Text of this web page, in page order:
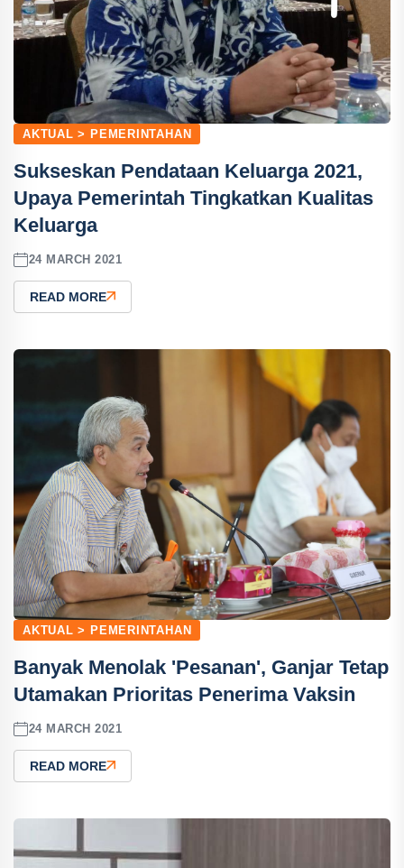
AKTUAL > PEMERINTAHAN
Sukseskan Pendataan Keluarga 2021,
Upaya Pemerintah Tingkatkan Kualitas
Keluarga
24 MARCH 2021
READ MORE
AKTUAL > PEMERINTAHAN
Banyak Menolak 'Pesanan', Ganjar Tetap
Utamakan Prioritas Penerima Vaksin
24 MARCH 2021
READ MORE